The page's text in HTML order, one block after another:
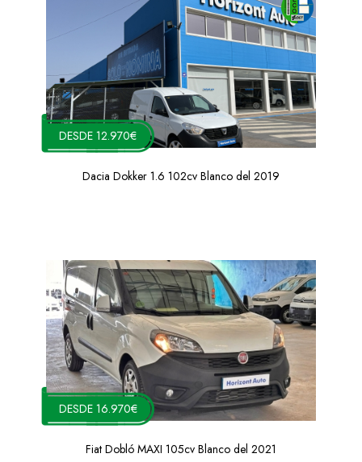
DESDE 12.970€
Dacia Dokker 1.6 102cv Blanco del 2019
DESDE 16.970€
Fiat Dobló MAXI 105cv Blanco del 2021